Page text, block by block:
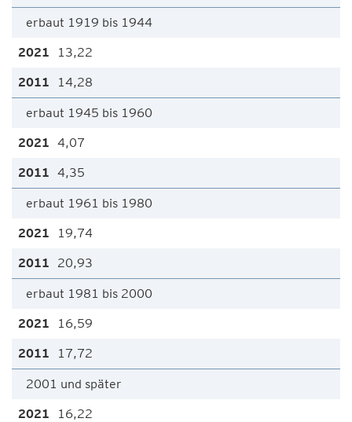
erbaut 1919 bis 1944
13,22
14,28
erbaut 1945 bis 1960
4,07
4,35
erbaut 1961 bis 1980
19,74
20,93
erbaut 1981 bis 2000
16,59
17,72
2001 und später
16,22